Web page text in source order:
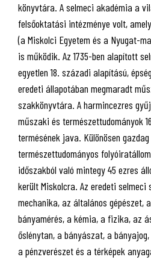
könyvtára. A selmeci akadémia a
felsőoktatási intézménye volt,
(a Miskolci Egyetem és a Nyugat-
is működik. Az 1735-ben alapított
egyetlen 18. századi alapítású,
eredeti állapotában megmaradt
szakkönyvtára. A harmincezres
műszaki és természettudományok
termésének java. Különösen
természettudományos
időszakból való mintegy 45 ezres
került Miskolcra. Az eredeti selmeci
mechanika, az általános gépészet,
bányamérés, a kémia, a fizika, az
őslénytan, a bányászat, a
a pénzverészet és a térképek